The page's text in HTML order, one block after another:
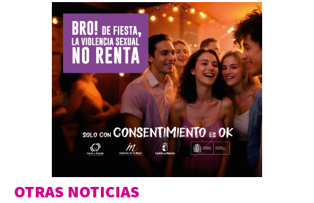
OTRAS NOTICIAS